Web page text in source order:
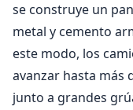
se construye un
metal y cemento
este modo, los
avanzar hasta más
junto a grandes